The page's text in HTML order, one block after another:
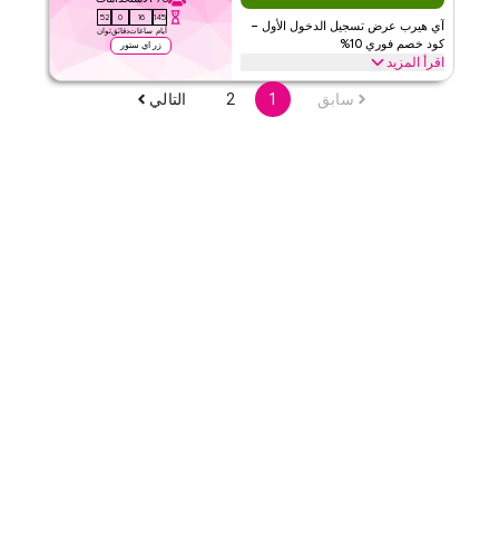
الحد الأدنى للطلب
لا شيء
ينطبق على
الفئات
قيّمنا
آي هيرب عرض تسجيل الدخول الأول –
كود خصم فوري 10%
اقرأ المزيد
145
أيام
16
ساعات
0
دقائق
51
ثوان
زر اي ستور
جديد على آي هيرب؟ سجل دخولك لأول مرة وطبق كوبون آي هيرب هذا
لتحصل على 10% خصم فوراً. استمتع بتوفيرات حصرية على جميع العناصر
سابق 1
2 التالي